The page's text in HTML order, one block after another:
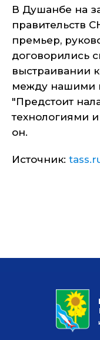
В Душанбе на
правительств
премьер,
договорились
выстраивании
между нашими
"Предстоит
технологиями
он.
Источник: